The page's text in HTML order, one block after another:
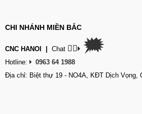
CHI NHÁNH MIỀN BẮC
CNC HANOI Chat 👉🏽 🗯
Hotline:
0963 64 1988
Địa chỉ: Biệt thự 19 - NO4A, KĐT Dịch Vọng,